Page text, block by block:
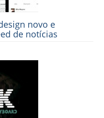
novo e
de notícias